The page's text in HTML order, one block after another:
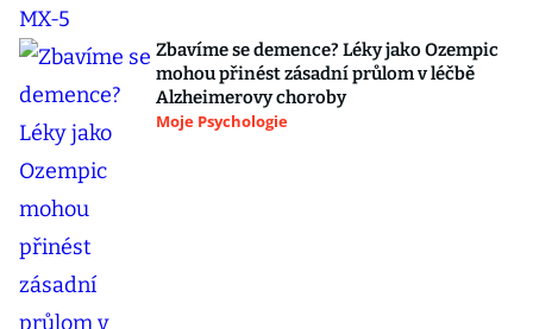
Zbavíme se demence? Léky jako Ozempic
mohou přinést zásadní průlom v léčbě
Alzheimerovy choroby
Moje Psychologie